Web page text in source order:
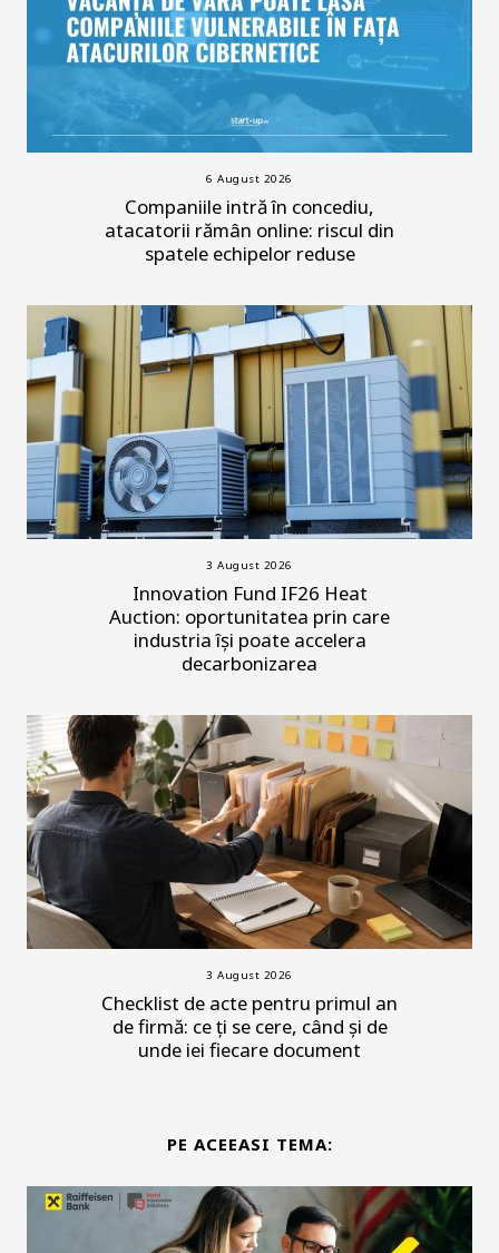
6 August 2026
Companiile intră în concediu,
atacatorii rămân online: riscul din
spatele echipelor reduse
3 August 2026
Innovation Fund IF26 Heat
Auction: oportunitatea prin care
industria își poate accelera
decarbonizarea
3 August 2026
Checklist de acte pentru primul an
de firmă: ce ți se cere, când și de
unde iei fiecare document
PE ACEEASI TEMA: